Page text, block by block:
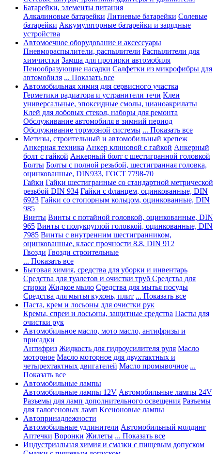
Батарейки, элементы питания
Алкалиновые батарейки Литиевые батарейки Солевые
батарейки Аккумуляторные батарейки и зарядные
устройства
Автомоечное оборудование и аксессуары
Пневмораспылители, распылители Распылители для
химчистки Замша для протирки автомобиля
Пенообразующие насадки Салфетки из микрофибры для
автомобиля ... Показать все
Автомобильная химия для сервисного участка
Герметики радиатора и устранители течи Клеи
универсальные, эпоксидные смолы, цианоакрилаты
Клей для лобовых стекол, наборы для ремонта
Обслуживание автомобиля в зимний период
Обслуживание тормозной системы ... Показать все
Метизы, строительный и автомобильный крепеж
Анкерная техника Анкер клиновой с гайкой Анкерный
болт с гайкой Анкерный болт с шестигранной головкой
Болты Болты с полной резьбой, шестигранная головка,
оцинкованные, DIN933, ГОСТ 7798-70
Гайки Гайки шестигранные со стандартной метрической
резьбой DIN 934 Гайки с фланцем, оцинкованные, DIN
6923 Гайки со стопорным кольцом, оцинкованные, DIN
985
Винты Винты с потайной головкой, оцинкованные, DIN
965 Винты с полукруглой головкой, оцинкованные, DIN
7985 Винты с внутренним шестигранником,
оцинкованные, класс прочности 8.8, DIN 912
Гвозди Гвозди строительные
... Показать все
Бытовая химия, средства для уборки и инвентарь
Средства для туалетов и очистки труб Средства для
стирки Жидкое мыло Средства для мытья посуды
Средства для мытья кухонь, плит ... Показать все
Паста, крем и лосьоны для очистки рук
Кремы, спреи и лосьоны, защитные средства Пасты для
очистки рук
Автомобильное масло, мото масло, антифризы и
присадки
Антифриз Жидкость для гидроусилителя руля Масло
моторное Масло моторное для двухтактных и
четырехтактных двигателей Масло промывочное ...
Показать все
Автомобильные лампы
Автомобильные лампы 12V Автомобильные лампы 24V
Разъемы для ламп дополнительного освещения Разъемы
для галогеновых ламп Ксеноновые лампы
Автопринадлежности
Автомобильные удлинители Автомобильный молдинг
Аптечки Воронки Жилеты ... Показать все
Индустриальная химия и смазки с пищевым допуском